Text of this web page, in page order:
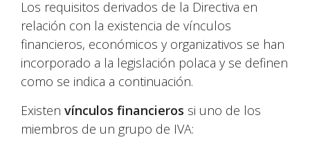
Los requisitos derivados de la Directiva en
relación con la existencia de vínculos
financieros, económicos y organizativos se han
incorporado a la legislación polaca y se definen
como se indica a continuación.
Existen vínculos financieros si uno de los
miembros de un grupo de IVA: